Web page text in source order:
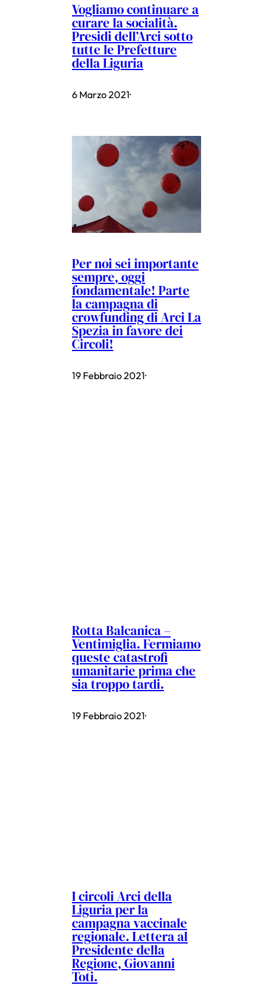
Vogliamo continuare a
curare la socialità.
Presidi dell’Arci sotto
tutte le Prefetture
della Liguria
6 Marzo 2021·
Per noi sei importante
sempre, oggi
fondamentale! Parte
la campagna di
crowfunding di Arci La
Spezia in favore dei
Circoli!
19 Febbraio 2021·
Rotta Balcanica –
Ventimiglia. Fermiamo
queste catastrofi
umanitarie prima che
sia troppo tardi.
19 Febbraio 2021·
I circoli Arci della
Liguria per la
campagna vaccinale
regionale. Lettera al
Presidente della
Regione, Giovanni
Toti.